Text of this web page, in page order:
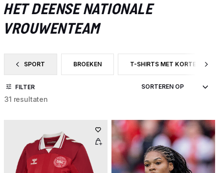
HET DEENSE NATIONALE
VROUWENTEAM
SPORT
FILTER OP CATEGORY: SPORT
BROEKEN
FILTER OP PRODUCTTYPE: BROEKEN
T-SHIRTS MET KORTE
FILTER OP PRODUCTTYPE:
FILTER
31 resultaten